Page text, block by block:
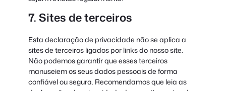
7. Sites de terceiros
Esta declaração de privacidade não se aplica a
sites de terceiros ligados por links do nosso site.
Não podemos garantir que esses terceiros
manuseiem os seus dados pessoais de forma
confiável ou segura. Recomendamos que leia as